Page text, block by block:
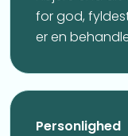
for god,
er en
Personlighed